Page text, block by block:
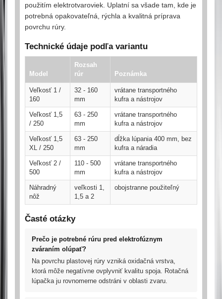
použitím elektrotvaroviek. Uplatní sa všade tam, kde je
potrebná opakovateľná, rýchla a kvalitná príprava
povrchu rúry.
Technické údaje podľa variantu
Model
Rozsah
rúr
Poznámka
Veľkosť 1 /
160
32 - 160
mm
vrátane transportného
kufra a nástrojov
Veľkosť 1,5
/ 250
63 - 250
mm
vrátane transportného
kufra a nástrojov
Veľkosť 1,5
XL / 250
63 - 250
mm
dĺžka lúpania 400 mm, bez
kufra a náradia
Veľkosť 2 /
500
110 - 500
mm
vrátane transportného
kufra a nástrojov
Náhradný
nôž
veľkosti 1,
1,5 a 2
obojstranne použiteľný
Časté otázky
Prečo je potrebné rúru pred elektrofúznym
zváraním olúpať?
Na povrchu plastovej rúry vzniká oxidačná vrstva,
ktorá môže negatívne ovplyvniť kvalitu spoja. Rotačná
lúpačka ju rovnomerne odstráni v oblasti zvaru.